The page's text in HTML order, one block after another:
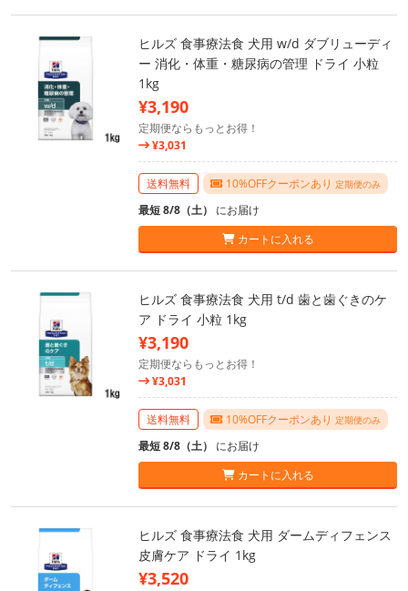
ヒルズ 食事療法食 犬用 w/d ダブリューディ
ー 消化・体重・糖尿病の管理 ドライ 小粒
1kg
¥3,190
定期便ならもっとお得！
¥3,031
送料無料 10%OFFクーポンあり 定期便のみ
最短 8/8（土） にお届け
カートに入れる
ヒルズ 食事療法食 犬用 t/d 歯と歯ぐきのケ
ア ドライ 小粒 1kg
¥3,190
定期便ならもっとお得！
¥3,031
送料無料 10%OFFクーポンあり 定期便のみ
最短 8/8（土） にお届け
カートに入れる
ヒルズ 食事療法食 犬用 ダームディフェンス
皮膚ケア ドライ 1kg
¥3,520